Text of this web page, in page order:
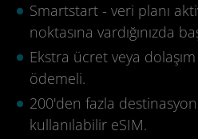
Smartstart - veri planı
noktasına vardığınızda
Ekstra ücret veya
ödemeli.
200'den fazla
kullanılabilir eSIM.